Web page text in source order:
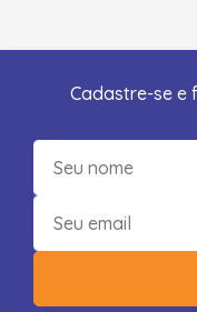
Cadastre-se e